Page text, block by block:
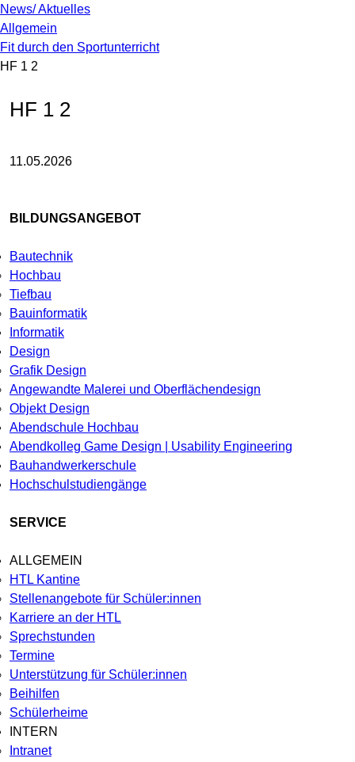
News/ Aktuelles
Allgemein
Fit durch den Sportunterricht
HF 1 2
HF 1 2
11.05.2026
BILDUNGSANGEBOT
Bautechnik
Hochbau
Tiefbau
Bauinformatik
Informatik
Design
Grafik Design
Angewandte Malerei und Oberflächendesign
Objekt Design
Abendschule Hochbau
Abendkolleg Game Design | Usability Engineering
Bauhandwerkerschule
Hochschulstudiengänge
SERVICE
ALLGEMEIN
HTL Kantine
Stellenangebote für Schüler:innen
Karriere an der HTL
Sprechstunden
Termine
Unterstützung für Schüler:innen
Beihilfen
Schülerheime
INTERN
Intranet